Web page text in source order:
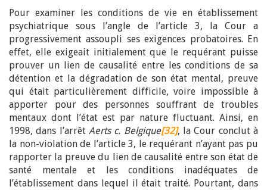
Pour examiner les conditions de vie en établissement
psychiatrique sous l’angle de l’article 3, la Cour a
progressivement assoupli ses exigences probatoires. En
effet, elle exigeait initialement que le requérant puisse
prouver un lien de causalité entre les conditions de sa
détention et la dégradation de son état mental, preuve
qui était particulièrement difficile, voire impossible à
apporter pour des personnes souffrant de troubles
mentaux dont l’état est par nature fluctuant. Ainsi, en
1998, dans l’arrêt Aerts c. Belgique[32], la Cour conclut à
la non-violation de l’article 3, le requérant n’ayant pas pu
rapporter la preuve du lien de causalité entre son état de
santé mentale et les conditions inadéquates de
l’établissement dans lequel il était traité. Pourtant, dans